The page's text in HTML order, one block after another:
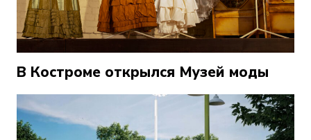
В Костроме открылся Музей моды